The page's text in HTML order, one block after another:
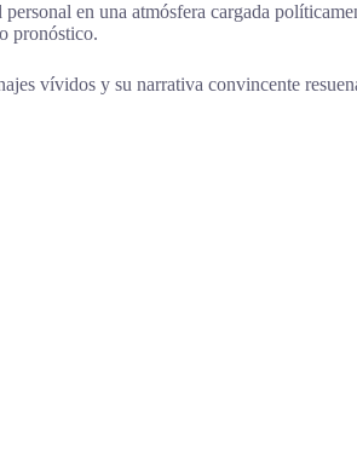
en una atmósfera cargada
pronóstico.
vívidos y su narrativa convincente